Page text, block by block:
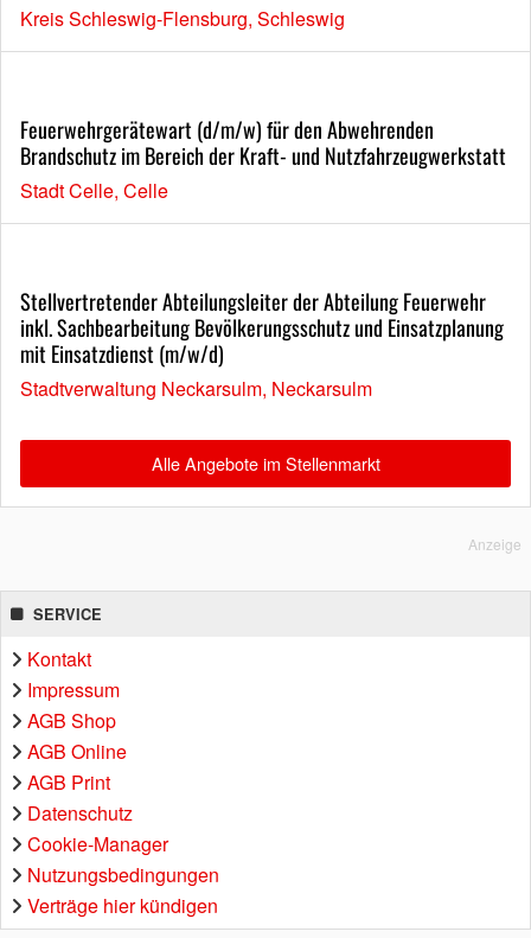
Kreis Schleswig-Flensburg, Schleswig
Feuerwehrgerätewart (d/m/w) für den Abwehrenden
Brandschutz im Bereich der Kraft- und Nutzfahrzeugwerkstatt
Stadt Celle, Celle
Stellvertretender Abteilungsleiter der Abteilung Feuerwehr
inkl. Sachbearbeitung Bevölkerungsschutz und Einsatzplanung
mit Einsatzdienst (m/w/d)
Stadtverwaltung Neckarsulm, Neckarsulm
Alle Angebote im Stellenmarkt
Anzeige
SERVICE
Kontakt
Impressum
AGB Shop
AGB Online
AGB Print
Datenschutz
Cookie-Manager
Nutzungsbedingungen
Verträge hier kündigen